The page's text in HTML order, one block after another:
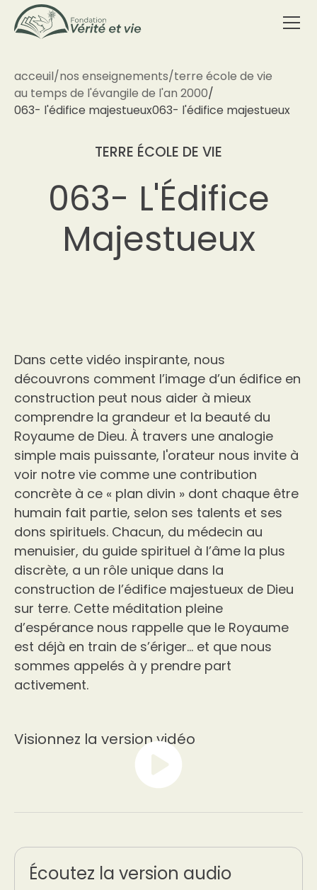
acceuil/nos enseignements/terre école de vie
au temps de l'évangile de l'an 2000/
063- l'édifice majestueux063- l'édifice majestueux
TERRE ÉCOLE DE VIE
063- L'Édifice
Majestueux
Dans cette vidéo inspirante, nous
découvrons comment l’image d’un édifice en
construction peut nous aider à mieux
comprendre la grandeur et la beauté du
Royaume de Dieu. À travers une analogie
simple mais puissante, l'orateur nous invite à
voir notre vie comme une contribution
concrète à ce « plan divin » dont chaque être
humain fait partie, selon ses talents et ses
dons spirituels. Chacun, du médecin au
menuisier, du guide spirituel à l’âme la plus
discrète, a un rôle unique dans la
construction de l’édifice majestueux de Dieu
sur terre. Cette méditation pleine
d’espérance nous rappelle que le Royaume
est déjà en train de s’ériger… et que nous
sommes appelés à y prendre part
activement.
Visionnez la version vidéo
Écoutez la version audio